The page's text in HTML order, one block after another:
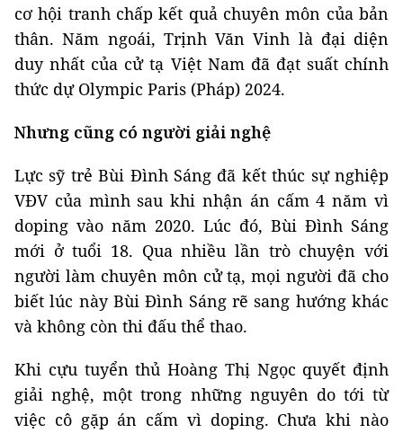
cơ hội tranh chấp kết quả chuyên môn của bản
thân. Năm ngoái, Trịnh Văn Vinh là đại diện
duy nhất của cử tạ Việt Nam đã đạt suất chính
thức dự Olympic Paris (Pháp) 2024.
Nhưng cũng có người giải nghệ
Lực sỹ trẻ Bùi Đình Sáng đã kết thúc sự nghiệp
VĐV của mình sau khi nhận án cấm 4 năm vì
doping vào năm 2020. Lúc đó, Bùi Đình Sáng
mới ở tuổi 18. Qua nhiều lần trò chuyện với
người làm chuyên môn cử tạ, mọi người đã cho
biết lúc này Bùi Đình Sáng rẽ sang hướng khác
và không còn thi đấu thể thao.
Khi cựu tuyển thủ Hoàng Thị Ngọc quyết định
giải nghệ, một trong những nguyên do tới từ
việc cô gặp án cấm vì doping. Chưa khi nào